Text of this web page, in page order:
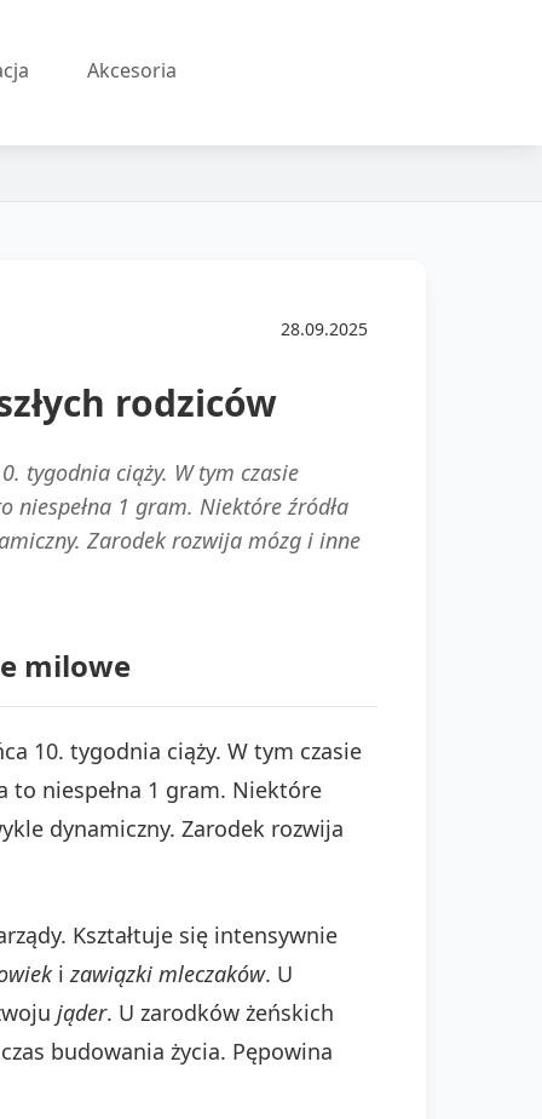
Akcesoria
28.09.2025
rodziców
tygodnia ciąży. W tym czasie
niespełna 1 gram. Niektóre źródła
Zarodek rozwija mózg i inne
milowe
10. tygodnia ciąży. W tym czasie
to niespełna 1 gram. Niektóre
dynamiczny. Zarodek rozwija
Kształtuje się intensywnie
i zawiązki mleczaków. U
jąder. U zarodków żeńskich
budowania życia. Pępowina